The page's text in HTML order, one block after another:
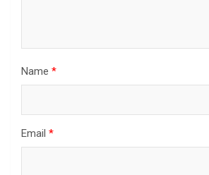
Name *
Email *